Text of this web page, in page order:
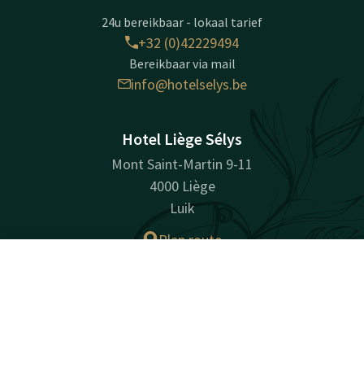
24u bereikbaar - lokaal tarief
+32 (0)42229494
Bereikbaar via mail
info@hotelselys.be
Hotel Liège Sélys
Mont Saint-Martin 9-11
4000 Liège
Luik
Plan route